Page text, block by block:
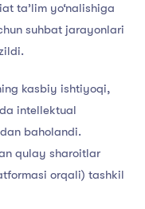
ta’lim yo‘nalishiga
suhbat jarayonlari
kasbiy ishtiyoqi,
intellektual
baholandi.
qulay sharoitlar
orqali) tashkil